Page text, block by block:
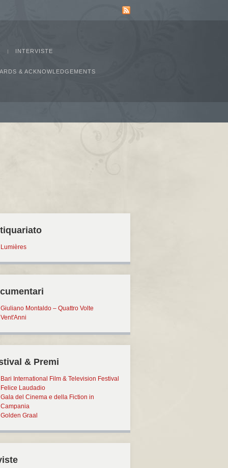
INTERVISTE
& ACKNOWLEDGEMENTS
Lumières
Giuliano Montaldo – Quattro Volte
Vent'Anni
& Premi
Bari International Film & Television Festival
Felice Laudadio
Gala del Cinema e della Fiction in
Campania
Golden Graal